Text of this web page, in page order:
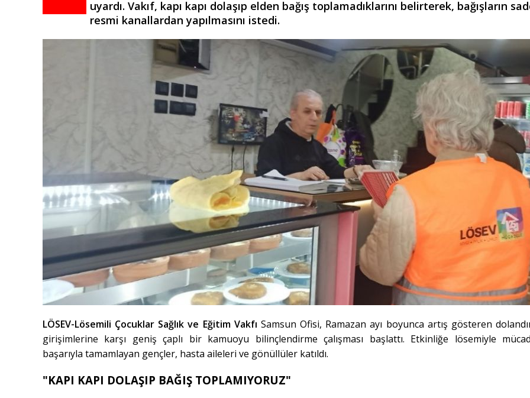
uyardı. Vakıf, kapı kapı dolaşıp elden bağış toplamadıklarını belirterek, bağışların
resmi kanallardan yapılmasını istedi.
LÖSEV-Lösemili Çocuklar Sağlık ve Eğitim Vakfı Samsun Ofisi, Ramazan ayı boyunca artış gösteren
girişimlerine karşı geniş çaplı bir kamuoyu bilinçlendirme çalışması başlattı. Etkinliğe lösemiyle
başarıyla tamamlayan gençler, hasta aileleri ve gönüllüler katıldı.
"KAPI KAPI DOLAŞIP BAĞIŞ TOPLAMIYORUZ"